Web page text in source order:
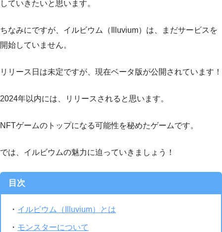
していきたいと思います。
ちなみにですが、イルビウム（Illuvium）は、まだサービスを
開始していません。
リリース日は未定ですが、現在ベータ版が公開されています！
2024年以内には、リリースされると思います。
NFTゲームのトップになる可能性を秘めたゲームです。
では、イルビウムの魅力に迫っていきましょう！
目次
・ イルビウム（Illuvium）とは
・ モンスターについて